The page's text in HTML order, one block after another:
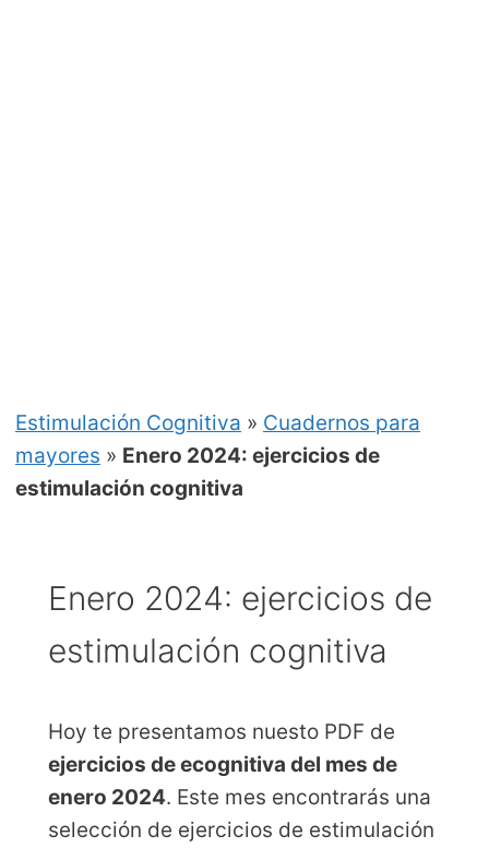
Estimulación Cognitiva » Cuadernos para
mayores » Enero 2024: ejercicios de
estimulación cognitiva
Enero 2024: ejercicios de
estimulación cognitiva
Hoy te presentamos nuesto PDF de
ejercicios de ecognitiva del mes de
enero 2024. Este mes encontrarás una
selección de ejercicios de estimulación